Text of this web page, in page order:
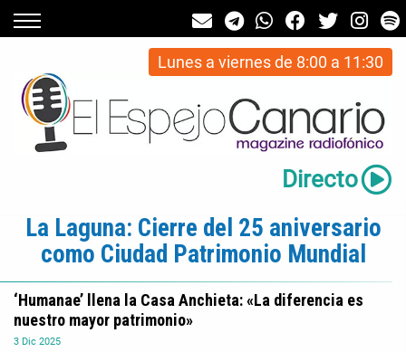
Lunes a viernes de 8:00 a 11:30
Directo
La Laguna: Cierre del 25 aniversario
como Ciudad Patrimonio Mundial
3 Dic 2025
‘Humanae’ llena la Casa Anchieta: «La diferencia es
nuestro mayor patrimonio»